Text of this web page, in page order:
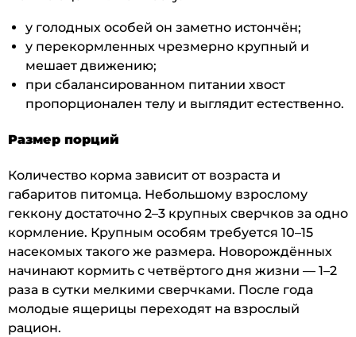
у голодных особей он заметно истончён;
у перекормленных чрезмерно крупный и
мешает движению;
при сбалансированном питании хвост
пропорционален телу и выглядит естественно.
Размер порций
Количество корма зависит от возраста и
габаритов питомца. Небольшому взрослому
геккону достаточно 2–3 крупных сверчков за одно
кормление. Крупным особям требуется 10–15
насекомых такого же размера. Новорождённых
начинают кормить с четвёртого дня жизни — 1–2
раза в сутки мелкими сверчками. После года
молодые ящерицы переходят на взрослый
рацион.